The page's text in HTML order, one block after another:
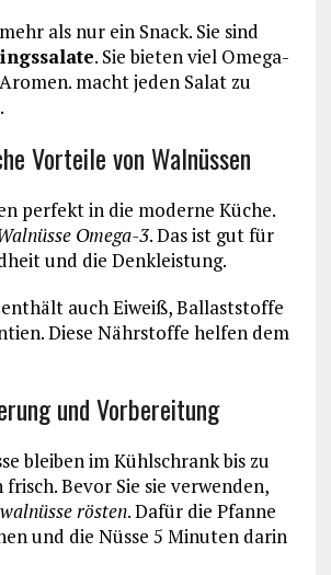
als nur ein Snack. Sie sind
. Sie bieten viel Omega-
macht jeden Salat zu
Vorteile von Walnüssen
perfekt in die moderne Küche.
Omega-3. Das ist gut für
und die Denkleistung.
auch Eiweiß, Ballaststoffe
Diese Nährstoffe helfen dem
und Vorbereitung
bleiben im Kühlschrank bis zu
frisch. Bevor Sie sie verwenden,
walnüsse rösten. Dafür die Pfanne
und die Nüsse 5 Minuten darin